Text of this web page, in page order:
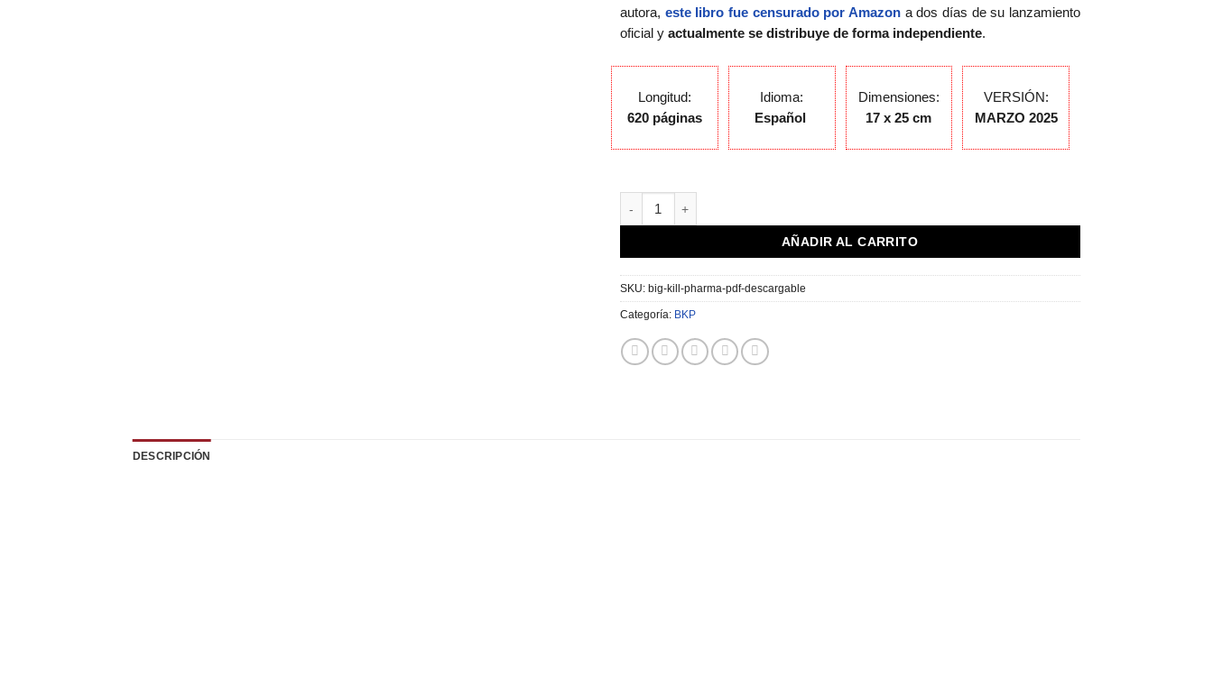
autora, este libro fue censurado por Amazon a dos días de su lanzamiento
oficial y actualmente se distribuye de forma independiente.
Longitud:
620 páginas
Idioma:
Español
Dimensiones:
17 x 25 cm
VERSIÓN:
MARZO 2025
BIG KILL PHARMA (E-BOOK) cantidad
AÑADIR AL CARRITO
SKU: big-kill-pharma-pdf-descargable
Categoría: BKP
DESCRIPCIÓN